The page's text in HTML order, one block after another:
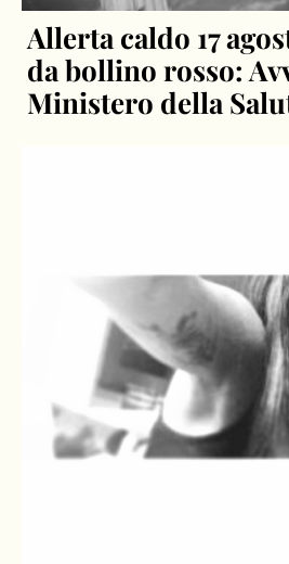
Allerta caldo 17
da bollino rosso:
Ministero della